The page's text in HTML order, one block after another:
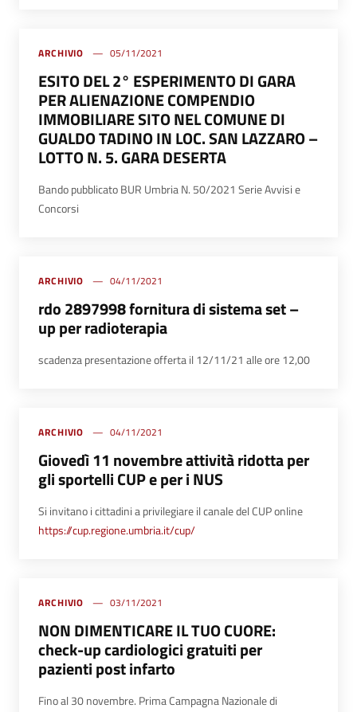
ARCHIVIO 05/11/2021
ESITO DEL 2° ESPERIMENTO DI GARA
PER ALIENAZIONE COMPENDIO
IMMOBILIARE SITO NEL COMUNE DI
GUALDO TADINO IN LOC. SAN LAZZARO –
LOTTO N. 5. GARA DESERTA
Bando pubblicato BUR Umbria N. 50/2021 Serie Avvisi e
Concorsi
ARCHIVIO 04/11/2021
rdo 2897998 fornitura di sistema set –
up per radioterapia
scadenza presentazione offerta il 12/11/21 alle ore 12,00
ARCHIVIO 04/11/2021
Giovedì 11 novembre attività ridotta per
gli sportelli CUP e per i NUS
Si invitano i cittadini a privilegiare il canale del CUP online
https://cup.regione.umbria.it/cup/
ARCHIVIO 03/11/2021
NON DIMENTICARE IL TUO CUORE:
check-up cardiologici gratuiti per
pazienti post infarto
Fino al 30 novembre. Prima Campagna Nazionale di